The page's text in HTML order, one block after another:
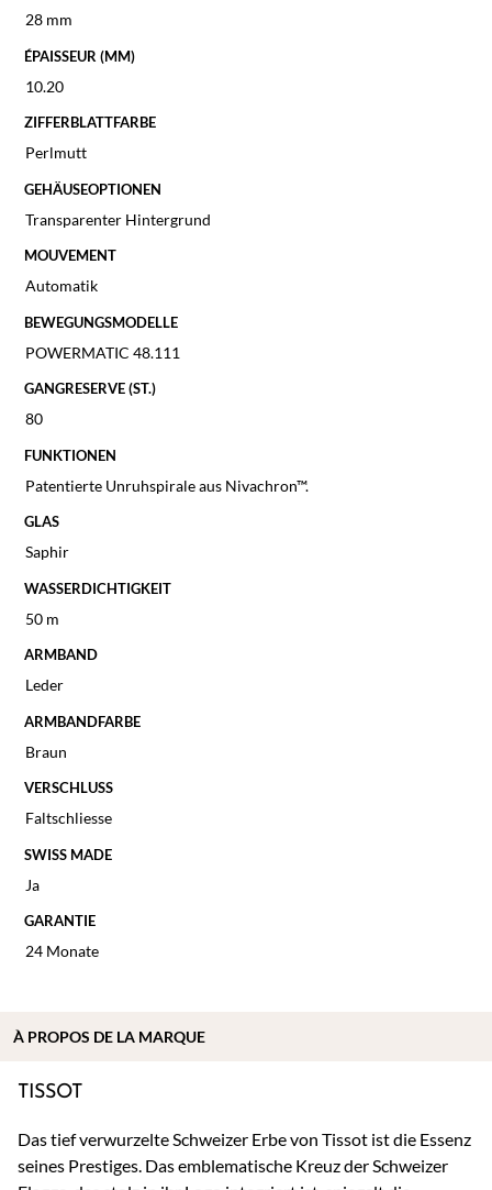
28 mm
ÉPAISSEUR (MM)
10.20
ZIFFERBLATTFARBE
Perlmutt
GEHÄUSEOPTIONEN
Transparenter Hintergrund
MOUVEMENT
Automatik
BEWEGUNGSMODELLE
POWERMATIC 48.111
GANGRESERVE (ST.)
80
FUNKTIONEN
Patentierte Unruhspirale aus Nivachron™.
GLAS
Saphir
WASSERDICHTIGKEIT
50 m
ARMBAND
Leder
ARMBANDFARBE
Braun
VERSCHLUSS
Faltschliesse
SWISS MADE
Ja
GARANTIE
24 Monate
TISSOT
Das tief verwurzelte Schweizer Erbe von Tissot ist die Essenz
seines Prestiges. Das emblematische Kreuz der Schweizer
À PROPOS DE LA MARQUE